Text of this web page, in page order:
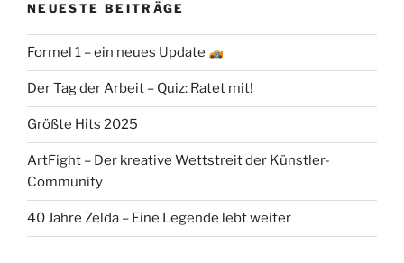
NEUESTE BEITRÄGE
Formel 1 – ein neues Update
Der Tag der Arbeit – Quiz: Ratet mit!
Größte Hits 2025
ArtFight – Der kreative Wettstreit der Künstler-
Community
40 Jahre Zelda – Eine Legende lebt weiter